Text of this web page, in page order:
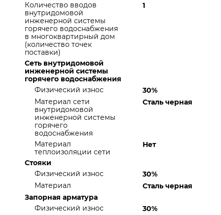
Количество вводов
внутридомовой
инженерной системы
горячего водоснабжения
в многоквартирный дом
(количество точек
поставки)
1
Сеть внутридомовой
инженерной системы
горячего водоснабжения
Физический износ
30%
Материал сети
внутридомовой
инженерной системы
горячего
водоснабжения
Сталь черная
Материал
теплоизоляции сети
Нет
Стояки
Физический износ
30%
Материал
Сталь черная
Запорная арматура
Физический износ
30%